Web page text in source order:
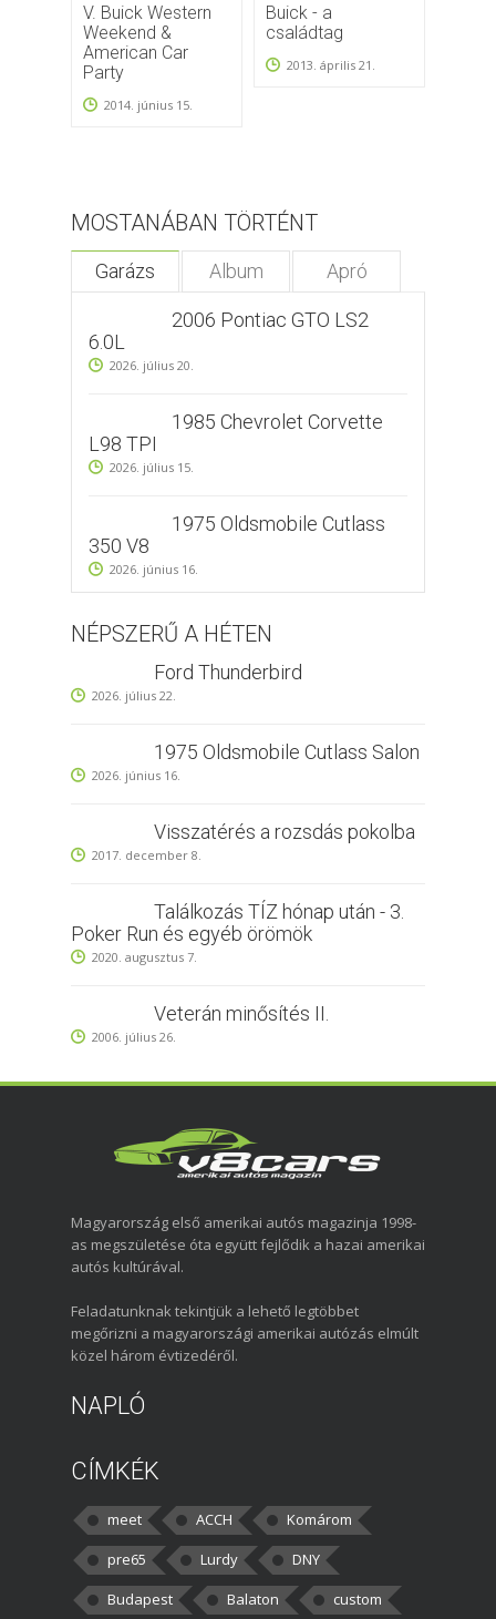
V. Buick Western
Weekend &
American Car
Party
2014. június 15.
Buick - a
családtag
2013. április 21.
MOSTANÁBAN TÖRTÉNT
Garázs Album Apró
2006 Pontiac GTO LS2
6.0L
2026. július 20.
1985 Chevrolet Corvette
L98 TPI
2026. július 15.
1975 Oldsmobile Cutlass
350 V8
2026. június 16.
NÉPSZERŰ A HÉTEN
Ford Thunderbird
2026. július 22.
1975 Oldsmobile Cutlass Salon
2026. június 16.
Visszatérés a rozsdás pokolba
2017. december 8.
Találkozás TÍZ hónap után - 3.
Poker Run és egyéb örömök
2020. augusztus 7.
Veterán minősítés II.
2006. július 26.
Magyarország első amerikai autós magazinja 1998-
as megszületése óta együtt fejlődik a hazai amerikai
autós kultúrával.
Feladatunknak tekintjük a lehető legtöbbet
megőrizni a magyarországi amerikai autózás elmúlt
közel három évtizedéről.
NAPLÓ
CÍMKÉK
meet ACCH
Komárom
pre65
Lurdy
DNY
Budapest
Balaton custom